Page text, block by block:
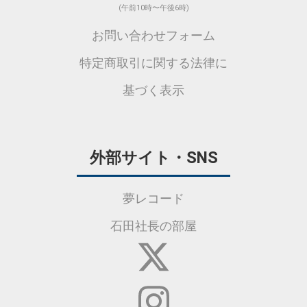
(午前10時〜午後6時)
お問い合わせフォーム
特定商取引に関する法律に
基づく表示
外部サイト・SNS
夢レコード
石田社長の部屋